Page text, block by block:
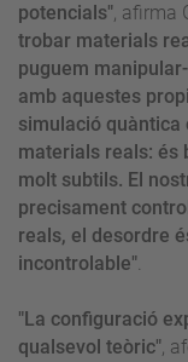
potencials", afirma
trobar materials
puguem
amb aquestes
simulació
materials reals: és
molt subtils. El
precisament
reals, el desordre
incontrolable".
"La configuració
qualsevol teòric",